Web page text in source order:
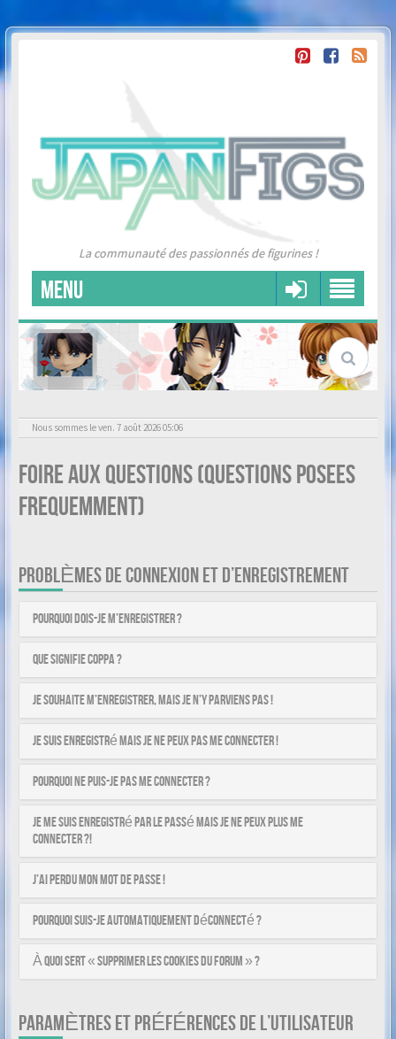
La communauté des passionnés de figurines !
MENU
Nous sommes le ven. 7 août 2026 05:06
Foire aux questions (Questions posees
frequemment)
PROBLÈMES DE CONNEXION ET D’ENREGISTREMENT
Pourquoi dois-je m’enregistrer ?
Que signifie COPPA ?
Je souhaite m’enregistrer, mais je n’y parviens pas !
Je suis enregistré mais je ne peux pas me connecter !
Pourquoi ne puis-je pas me connecter ?
Je me suis enregistré par le passé mais je ne peux plus me
connecter ?!
J’ai perdu mon mot de passe !
Pourquoi suis-je automatiquement déconnecté ?
À quoi sert « Supprimer les cookies du forum » ?
PARAMÈTRES ET PRÉFÉRENCES DE L’UTILISATEUR